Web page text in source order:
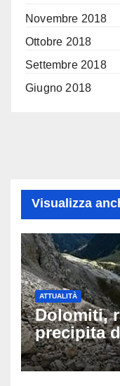
Novembre 2018
Ottobre 2018
Settembre 2018
Giugno 2018
Visualizza
ATTUALITÀ
Dolomiti,
precipita
Latemar